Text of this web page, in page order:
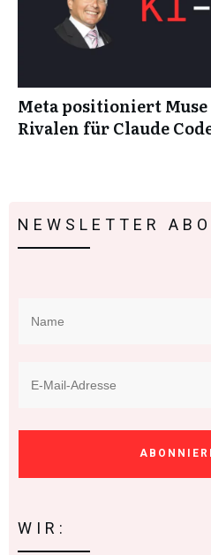
Meta positioniert
Rivalen für Claude
NEWSLETTER
WIR: